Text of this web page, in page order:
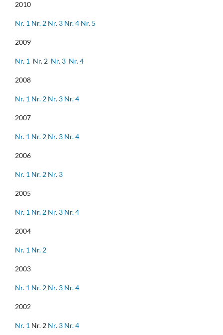
2010
Nr. 1 Nr. 2 Nr. 3 Nr. 4 Nr. 5
2009
Nr. 1 Nr. 2 Nr. 3 Nr. 4
2008
Nr. 1 Nr. 2 Nr. 3 Nr. 4
2007
Nr. 1 Nr. 2 Nr. 3 Nr. 4
2006
Nr. 1 Nr. 2 Nr. 3
2005
Nr. 1 Nr. 2 Nr. 3 Nr. 4
2004
Nr. 1 Nr. 2
2003
Nr. 1 Nr. 2 Nr. 3 Nr. 4
2002
Nr. 1 Nr. 2 Nr. 3 Nr. 4